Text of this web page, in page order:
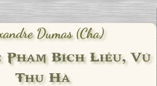
Dumas (cha)
Bích Liễu, Vũ
Thu Hà